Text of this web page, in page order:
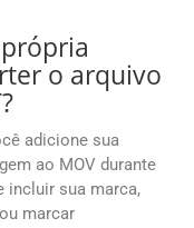
o arquivo
adicione sua
ao MOV durante
incluir sua marca,
marcar